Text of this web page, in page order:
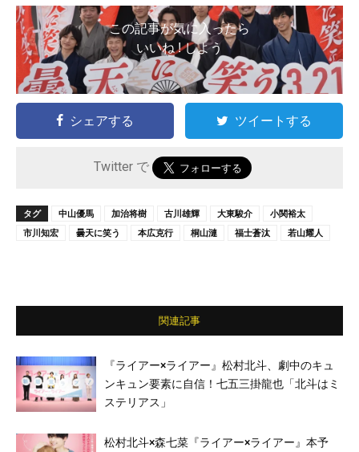
この記事が気に入ったら
いいね ! しよう
シェアする ツイートする
Twitter で
タグ 中山優馬 加治将樹 古川雄輝 大東駿介
小関裕太
市川知宏
曇天に笑う 本広克行 桐山漣 福士蒼汰 若山耀人
関連記事
『ライアー×ライアー』松村北斗、劇中のキュ
ンキュン要素に自信！七五三掛龍也「北斗はミ
ステリアス」
松村北斗×森七菜『ライアー×ライアー』本予